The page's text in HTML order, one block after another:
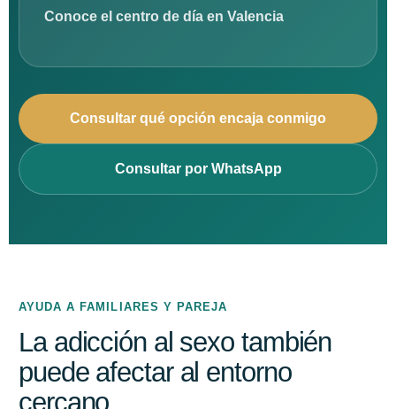
Conoce el centro de día en Valencia
Consultar qué opción encaja conmigo
Consultar por WhatsApp
AYUDA A FAMILIARES Y PAREJA
La adicción al sexo también
puede afectar al entorno
cercano